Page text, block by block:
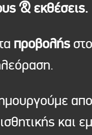
& εκθέσεις.
προβολής στο
και